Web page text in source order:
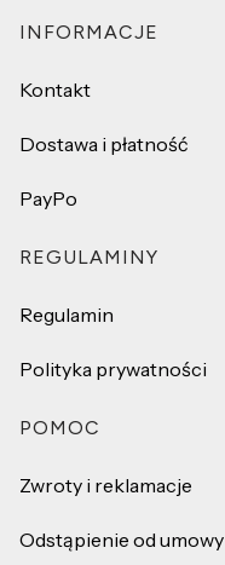
Linki w stopce
INFORMACJE
Kontakt
Dostawa i płatność
PayPo
REGULAMINY
Regulamin
Polityka prywatności
POMOC
Zwroty i reklamacje
Odstąpienie od umowy